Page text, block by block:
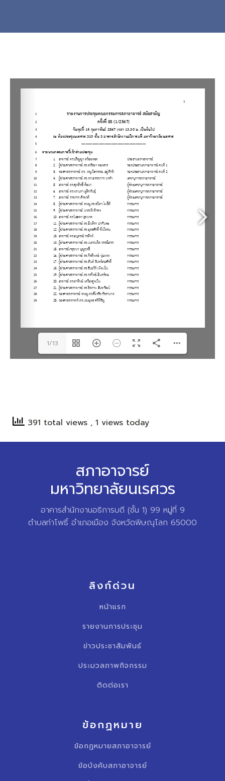
1/13
391 total views , 1 views today
สภาอาจารย์
มหาวิทยาลัยนเรศวร
อาคารสำนักงานอธิการบดี (ชั้น 1) 99 หมู่ที่ 9
ตำบลท่าโพธิ์ อำเภอเมือง จังหวัดพิษณุโลก 65000
ลิงก์ด่วน
หน้าแรก
รายงานการประชุม
ข่าวประชาสัมพันธ์
ประมวลภาพกิจกรรม
ติดต่อเรา
ข้อกฏหมาย
ข้อกฏหมายสภาอาจารย์
ข้อบังคับสภาอาจารย์